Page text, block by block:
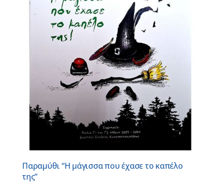
Εισφορές
Παραμύθι “Η μάγισσα που έχασε το καπέλο
της”